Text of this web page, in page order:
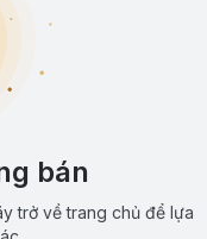
bán
trở về trang chủ để lựa